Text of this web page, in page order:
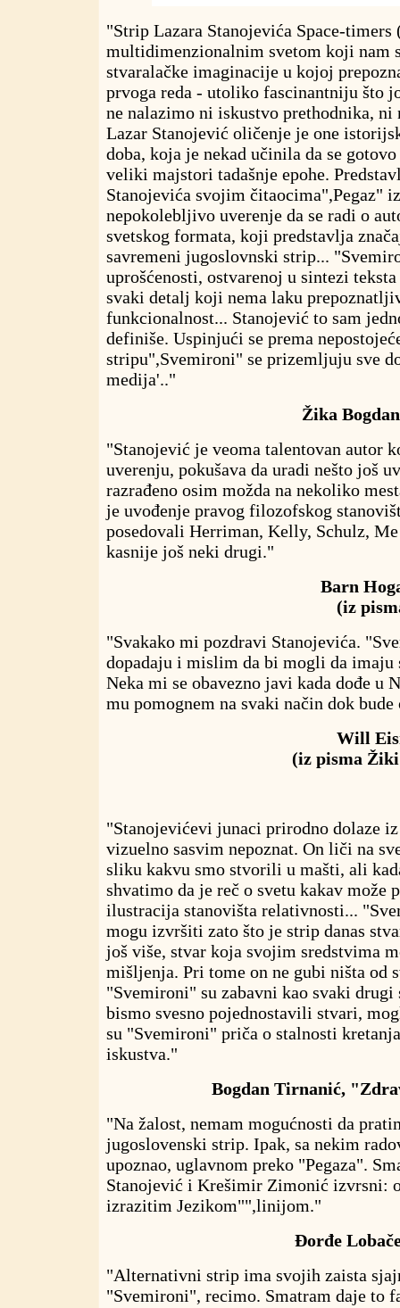
"Strip Lazara Stanojevića Space-
multidimenzionalnim svetom koji nam
stvaralačke imaginacije u kojoj
prvoga reda - utoliko fascinantniju što
ne nalazimo ni iskustvo prethodnika, ni
Lazar Stanojević oličenje je one
doba, koja je nekad učinila da se
veliki majstori tadašnje epohe.
Stanojevića svojim čitaocima",Pegaz"
nepokolebljivo uverenje da se radi o
svetskog formata, koji predstavlja
savremeni jugoslovnski strip...
uprošćenosti, ostvarenoj u sintezi
svaki detalj koji nema laku
funkcionalnost... Stanojević to sam
definiše. Uspinjući se prema
stripu",Svemironi" se prizemljuju sve
medija'.."
Žika
"Stanojević je veoma talentovan autor
uverenju, pokušava da uradi nešto još
razrađeno osim možda na nekoliko
je uvođenje pravog filozofskog
posedovali Herriman, Kelly, Schulz,
kasnije još neki drugi."
Barn
(iz
"Svakako mi pozdravi Stanojevića.
dopadaju i mislim da bi mogli da imaju
Neka mi se obavezno javi kada dođe u
mu pomognem na svaki način dok bude
Will
(iz pisma Žiki
"Stanojevićevi junaci prirodno dolaze
vizuelno sasvim nepoznat. On liči na
sliku kakvu smo stvorili u mašti, ali
shvatimo da je reč o svetu kakav može
ilustracija stanovišta relativnosti...
mogu izvršiti zato što je strip danas
još više, stvar koja svojim sredstvima
mišljenja. Pri tome on ne gubi ništa od
"Svemironi" su zabavni kao svaki
bismo svesno pojednostavili stvari,
su "Svemironi" priča o stalnosti
iskustva."
Bogdan Tirnanić,
"Na žalost, nemam mogućnosti da
jugoslovenski strip. Ipak, sa nekim
upoznao, uglavnom preko "Pegaza".
Stanojević i Krešimir Zimonić izvrsni:
izrazitim Jezikom"",linijom."
Đorđe
"Alternativni strip ima svojih zaista
"Svemironi", recimo. Smatram daje to